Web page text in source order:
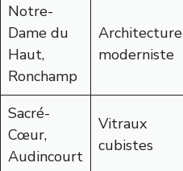
Notre-
Dame du
Haut,
Ronchamp
Architecture
moderniste
Sacré-
Cœur,
Audincourt
Vitraux
cubistes